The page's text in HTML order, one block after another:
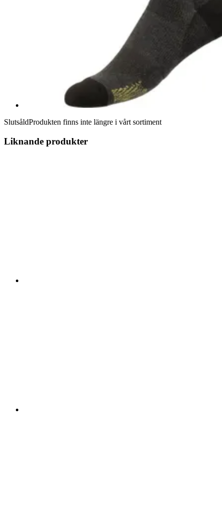
SlutsåldProdukten finns inte längre i vårt sortiment
Liknande produkter